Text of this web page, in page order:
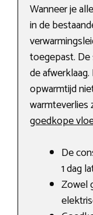
Wanneer je
in de
toegepast.
de
opwarmtijd
warmteverlies
goedkope
De
1 dag
Zowel